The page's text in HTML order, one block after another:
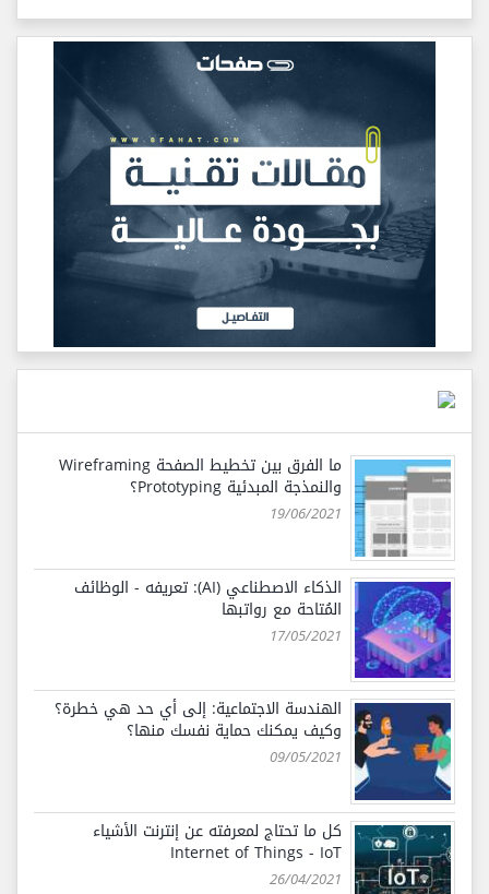
ما الفرق بين تخطيط الصفحة Wireframing
والنمذجة المبدئية Prototyping؟
19/06/2021
الذكاء الاصطناعي (AI): تعريفه - الوظائف
المُتاحة مع رواتبها
17/05/2021
الهندسة الاجتماعية: إلى أي حد هي خطرة؟
وكيف يمكنك حماية نفسك منها؟
09/05/2021
كل ما تحتاج لمعرفته عن إنترنت الأشياء
Internet of Things - IoT
26/04/2021